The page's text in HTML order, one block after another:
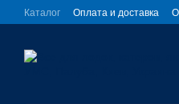
Перейти к основному контенту
Каталог Оплата и доставка